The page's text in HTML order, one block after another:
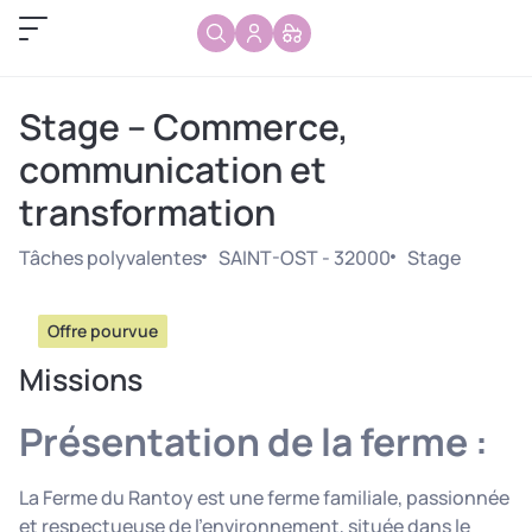
Stage – Commerce,
communication et
transformation
Tâches polyvalentes SAINT-OST - 32000 Stage
Offre pourvue
Missions
Présentation de la ferme :
La Ferme du Rantoy est une ferme familiale, passionnée
et respectueuse de l’environnement, située dans le